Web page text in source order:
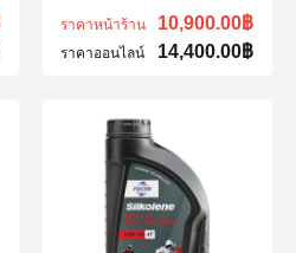
ราคาหน้าร้าน 10,900.00฿
ราคาออนไลน์ 14,400.00฿